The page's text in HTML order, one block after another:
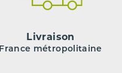
Livraison
France métropolitaine